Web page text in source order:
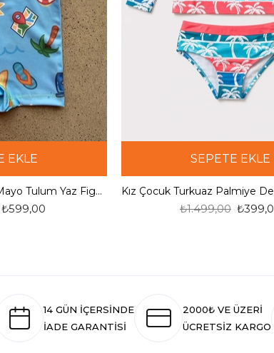
EKLE
Çocuk Yüzücü Şortlu Mayo Tulum Yaz Figürleri
₺599,00
SEPETE EKLE
₺1.499,00
14 GÜN İÇERSİNDE
İADE GARANTİSİ
2000₺ VE ÜZERİ
ÜCRETSİZ KARGO